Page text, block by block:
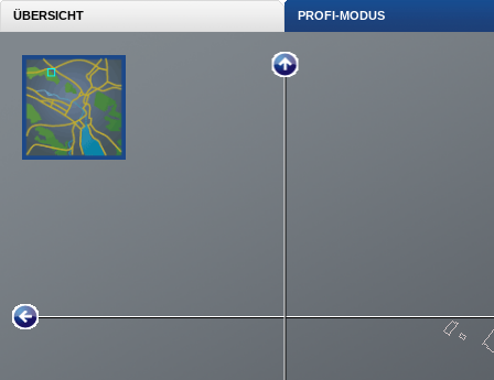
ÜBERSICHT PROFI-MODUS